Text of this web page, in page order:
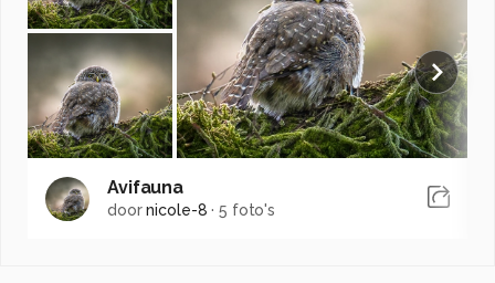
Avifauna
doornicole-8 ·5 foto's